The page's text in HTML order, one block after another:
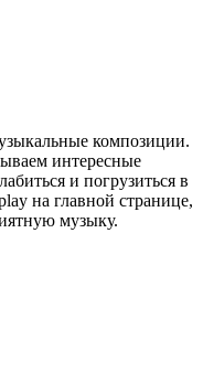
композиции.
интересные
и погрузиться в
на главной странице,
музыку.